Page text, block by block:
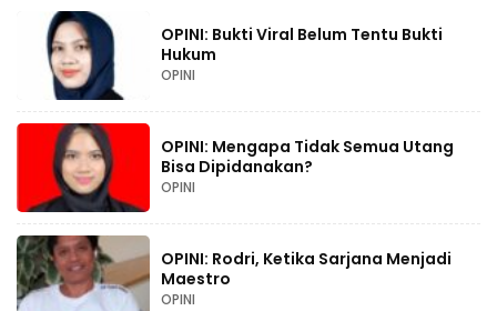
OPINI: Bukti Viral Belum Tentu Bukti
Hukum
OPINI
OPINI: Mengapa Tidak Semua Utang
Bisa Dipidanakan?
OPINI
OPINI: Rodri, Ketika Sarjana Menjadi
Maestro
OPINI